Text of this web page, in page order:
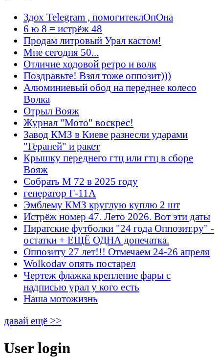
Здох Telegram , помогитеклОпОна
6 ю 8 = истрёж 48
Продам литровый Урал кастом!
Мне сегодня 50...
Отличие ходовой ретро и волк
Поздравьте! Взял тоже оппозит)))
Алюминиевый обод на переднее колесо
Волка
Отрыл Вояж
Журнал "Мото" воскрес!
Завод КМЗ в Киеве разнесли ударами
"Гераней" и ракет
Крышку переднего гтц или гтц в сборе
Вояж
Собрать М 72 в 2025 году
генератор Г-11А
Эмблему КМЗ круглую куплю 2 шт
Истрёж номер 47. Лето 2026. Вот эти даты
Пиратские футболки "24 года Оппозит.ру" -
остатки + ЕЩЁ ОДНА допечатка.
Оппозиту 27 лет!!! Отмечаем 24-26 апреля
Wolkodav опять постарел
Чертеж флажка крепление фары с
надписью урал у кого есть
Наша мотожизнь
давай ещё >>
User login